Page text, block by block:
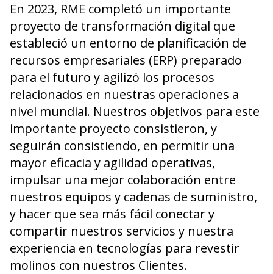
En 2023, RME completó un importante
proyecto de transformación digital que
estableció un entorno de planificación de
recursos empresariales (ERP) preparado
para el futuro y agilizó los procesos
relacionados en nuestras operaciones a
nivel mundial. Nuestros objetivos para este
importante proyecto consistieron, y
seguirán consistiendo, en permitir una
mayor eficacia y agilidad operativas,
impulsar una mejor colaboración entre
nuestros equipos y cadenas de suministro,
y hacer que sea más fácil conectar y
compartir nuestros servicios y nuestra
experiencia en tecnologías para revestir
molinos con nuestros Clientes.